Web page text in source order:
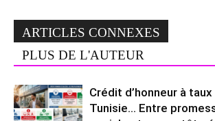
ARTICLES CONNEXES
PLUS DE L'AUTEUR
Crédit d’honneur à
Tunisie… Entre